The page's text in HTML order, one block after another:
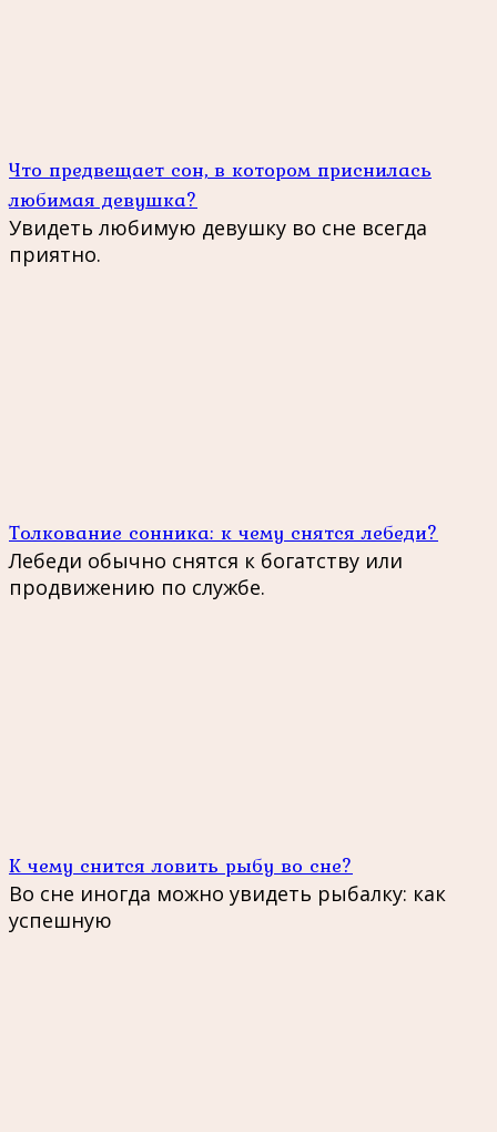
Что предвещает сон, в котором приснилась
любимая девушка?
Увидеть любимую девушку во сне всегда
приятно.
Толкование сонника: к чему снятся лебеди?
Лебеди обычно снятся к богатству или
продвижению по службе.
К чему снится ловить рыбу во сне?
Во сне иногда можно увидеть рыбалку: как
успешную